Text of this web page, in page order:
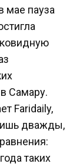
мае пауза
Самару.
Faridaily,
дважды,
таких